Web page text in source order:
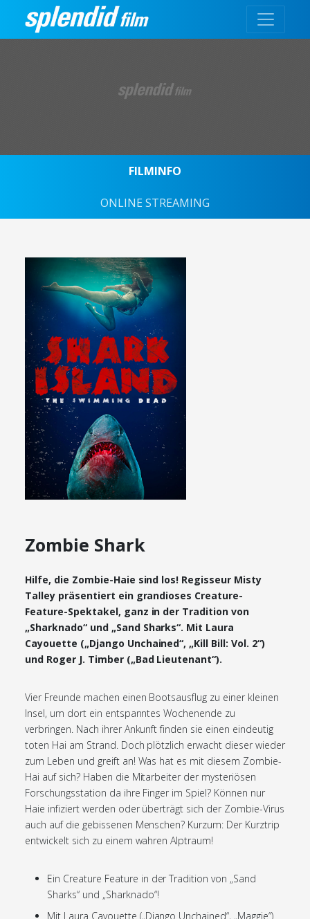
FILMINFO
ONLINE STREAMING
Zombie Shark
Hilfe, die Zombie-Haie sind los! Regisseur Misty
Talley präsentiert ein grandioses Creature-
Feature-Spektakel, ganz in der Tradition von
„Sharknado“ und „Sand Sharks“. Mit Laura
Cayouette („Django Unchained“, „Kill Bill: Vol. 2“)
und Roger J. Timber („Bad Lieutenant“).
Vier Freunde machen einen Bootsausflug zu einer kleinen
Insel, um dort ein entspanntes Wochenende zu
verbringen. Nach ihrer Ankunft finden sie einen eindeutig
toten Hai am Strand. Doch plötzlich erwacht dieser wieder
zum Leben und greift an! Was hat es mit diesem Zombie-
Hai auf sich? Haben die Mitarbeiter der mysteriösen
Forschungsstation da ihre Finger im Spiel? Können nur
Haie infiziert werden oder überträgt sich der Zombie-Virus
auch auf die gebissenen Menschen? Kurzum: Der Kurztrip
entwickelt sich zu einem wahren Alptraum!
Ein Creature Feature in der Tradition von „Sand
Sharks“ und „Sharknado“!
Mit Laura Cayouette („Django Unchained“, „Maggie“)